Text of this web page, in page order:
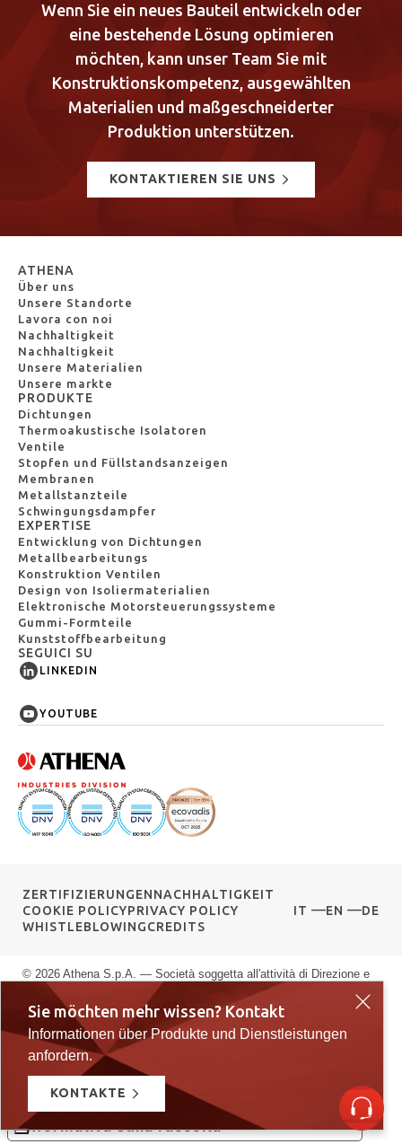
Wenn Sie ein neues Bauteil entwickeln oder
eine bestehende Lösung optimieren
möchten, kann unser Team Sie mit
Konstruktionskompetenz, ausgewählten
Materialien und maßgeschneiderter
Produktion unterstützen.
KONTAKTIEREN SIE UNS
Sie möchten mehr wissen? Kontakt
Informationen über Produkte und Dienstleistungen
anfordern.
KONTAKTE
ATHENA
Über uns
Unsere Standorte
Lavora con noi
Nachhaltigkeit
Nachhaltigkeit
Unsere Materialien
Unsere markte
PRODUKTE
Dichtungen
Thermoakustische Isolatoren
Ventile
Stopfen und Füllstandsanzeigen
Membranen
Metallstanzteile
Schwingungsdampfer
EXPERTISE
Entwicklung von Dichtungen
Metallbearbeitungs
Konstruktion Ventilen
Design von Isoliermaterialien
Elektronische Motorsteuerungssysteme
Gummi-Formteile
Kunststoffbearbeitung
SEGUICI SU
LINKEDIN
YOUTUBE
ZERTIFIZIERUNGENNACHHALTIGKEIT
COOKIE POLICYPRIVACY POLICY
WHISTLEBLOWINGCREDITS
IT EN DE
© 2026 Athena S.p.A. — Società soggetta all'attività di Direzione e
Coordinamento di G.F.M. S.r.l. — Via delle Albere 13, 36045 Alonte
VI — P.IVA 00589040245 — Registro Imprese di Vicenza: n.
00589040245 — Rea vi: 139951 — Capitale sociale: € 10.000.000
i.v.
Informativa sulla raccolta
Le tue preferenze relative alla privacy